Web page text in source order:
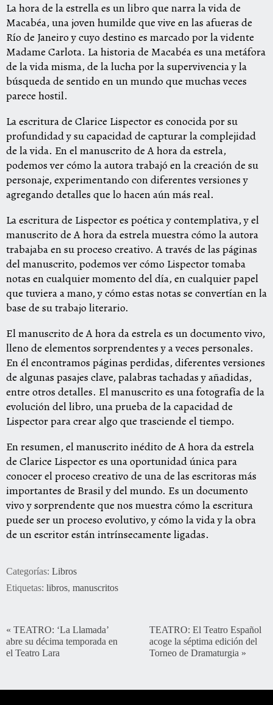
La hora de la estrella es un libro que narra la vida de
Macabéa, una joven humilde que vive en las afueras de
Río de Janeiro y cuyo destino es marcado por la vidente
Madame Carlota. La historia de Macabéa es una metáfora
de la vida misma, de la lucha por la supervivencia y la
búsqueda de sentido en un mundo que muchas veces
parece hostil.
La escritura de Clarice Lispector es conocida por su
profundidad y su capacidad de capturar la complejidad
de la vida. En el manuscrito de A hora da estrela,
podemos ver cómo la autora trabajó en la creación de su
personaje, experimentando con diferentes versiones y
agregando detalles que lo hacen aún más real.
La escritura de Lispector es poética y contemplativa, y el
manuscrito de A hora da estrela muestra cómo la autora
trabajaba en su proceso creativo. A través de las páginas
del manuscrito, podemos ver cómo Lispector tomaba
notas en cualquier momento del día, en cualquier papel
que tuviera a mano, y cómo estas notas se convertían en la
base de su trabajo literario.
El manuscrito de A hora da estrela es un documento vivo,
lleno de elementos sorprendentes y a veces personales.
En él encontramos páginas perdidas, diferentes versiones
de algunas pasajes clave, palabras tachadas y añadidas,
entre otros detalles. El manuscrito es una fotografía de la
evolución del libro, una prueba de la capacidad de
Lispector para crear algo que trasciende el tiempo.
En resumen, el manuscrito inédito de A hora da estrela
de Clarice Lispector es una oportunidad única para
conocer el proceso creativo de una de las escritoras más
importantes de Brasil y del mundo. Es un documento
vivo y sorprendente que nos muestra cómo la escritura
puede ser un proceso evolutivo, y cómo la vida y la obra
de un escritor están intrínsecamente ligadas.
Categorías: Libros
Etiquetas: libros, manuscritos
« TEATRO: ‘La Llamada’
abre su décima temporada en
el Teatro Lara
TEATRO: El Teatro Español
acoge la séptima edición del
Torneo de Dramaturgia »